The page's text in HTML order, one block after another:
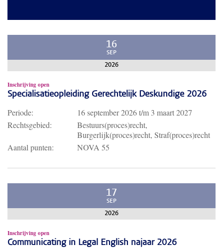
16
SEP
2026
Inschrijving open
Specialisatieopleiding Gerechtelijk Deskundige 2026
Periode: 16 september 2026t/m 3 maart 2027
Rechtsgebied:
Bestuurs(proces)recht,
Burgerlijk(proces)recht, Straf(proces)recht
Aantal punten:
NOVA 55
17
SEP
2026
Inschrijving open
Communicating in Legal English najaar 2026